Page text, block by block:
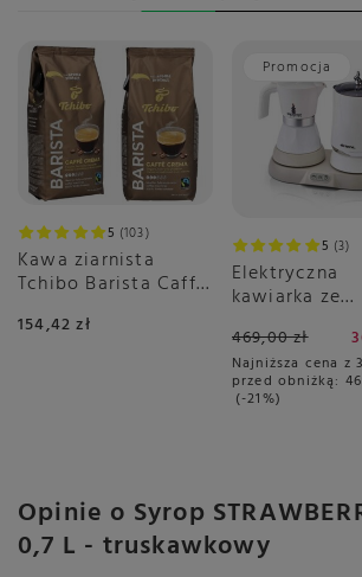
5 103
Kawa ziarnista
Tchibo Barista Caffé
154,42 zł
Promocja
5 3
Elektryczna
kawiarka ze
1344 -
Station 3w1
469,00 zł
Najniższa cena z
przed obniżką:
-21%
Opinie o Syrop
0,7 L - truskawkowy